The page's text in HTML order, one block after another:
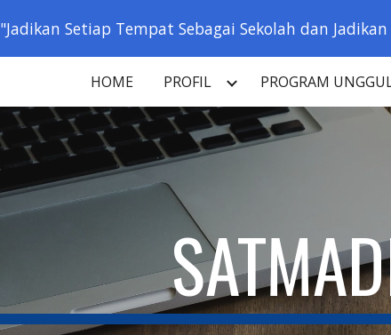
Skip to main content
"Jadikan Setiap Tempat Sebagai Sekolah dan
HOME PROFIL PROGRAM